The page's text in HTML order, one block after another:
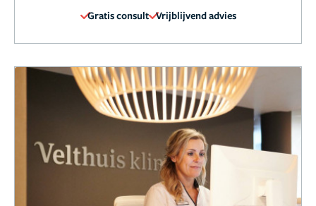
Gratis consult Vrijblijvend advies